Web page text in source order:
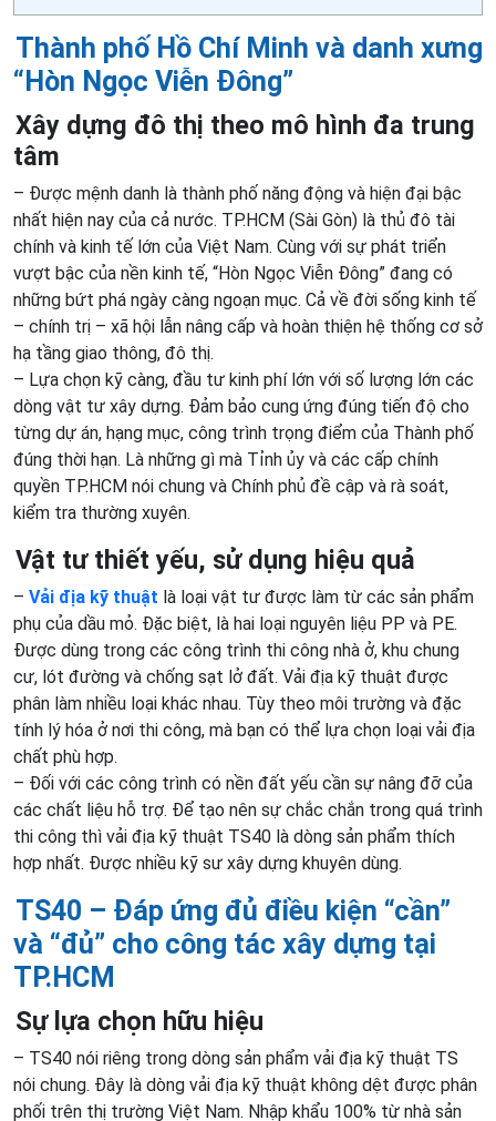
Thành phố Hồ Chí Minh và danh xưng
“Hòn Ngọc Viễn Đông”
Xây dựng đô thị theo mô hình đa trung
tâm
– Được mệnh danh là thành phố năng động và hiện đại bậc
nhất hiện nay của cả nước. TP.HCM (Sài Gòn) là thủ đô tài
chính và kinh tế lớn của Việt Nam. Cùng với sự phát triển
vượt bậc của nền kinh tế, “Hòn Ngọc Viễn Đông” đang có
những bứt phá ngày càng ngoạn mục. Cả về đời sống kinh tế
– chính trị – xã hội lẫn nâng cấp và hoàn thiện hệ thống cơ sở
hạ tầng giao thông, đô thị.
– Lựa chọn kỹ càng, đầu tư kinh phí lớn với số lượng lớn các
dòng vật tư xây dựng. Đảm bảo cung ứng đúng tiến độ cho
từng dự án, hạng mục, công trình trọng điểm của Thành phố
đúng thời hạn. Là những gì mà Tỉnh ủy và các cấp chính
quyền TP.HCM nói chung và Chính phủ đề cập và rà soát,
kiểm tra thường xuyên.
Vật tư thiết yếu, sử dụng hiệu quả
– Vải địa kỹ thuật là loại vật tư được làm từ các sản phẩm
phụ của dầu mỏ. Đặc biệt, là hai loại nguyên liệu PP và PE.
Được dùng trong các công trình thi công nhà ở, khu chung
cư, lót đường và chống sạt lở đất. Vải địa kỹ thuật được
phân làm nhiều loại khác nhau. Tùy theo môi trường và đặc
tính lý hóa ở nơi thi công, mà bạn có thể lựa chọn loại vải địa
chất phù hợp.
– Đối với các công trình có nền đất yếu cần sự nâng đỡ của
các chất liệu hỗ trợ. Để tạo nên sự chắc chắn trong quá trình
thi công thì vải địa kỹ thuật TS40 là dòng sản phẩm thích
hợp nhất. Được nhiều kỹ sư xây dựng khuyên dùng.
TS40 – Đáp ứng đủ điều kiện “cần”
và “đủ” cho công tác xây dựng tại
TP.HCM
Sự lựa chọn hữu hiệu
– TS40 nói riêng trong dòng sản phẩm vải địa kỹ thuật TS
nói chung. Đây là dòng vải địa kỹ thuật không dệt được phân
phối trên thị trường Việt Nam. Nhập khẩu 100% từ nhà sản